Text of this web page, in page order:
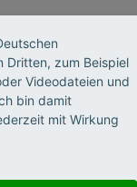
und ihre
an
eine offene
Dritten, zum Beispiel
Videodateien und
bin damit
mit Wirkung